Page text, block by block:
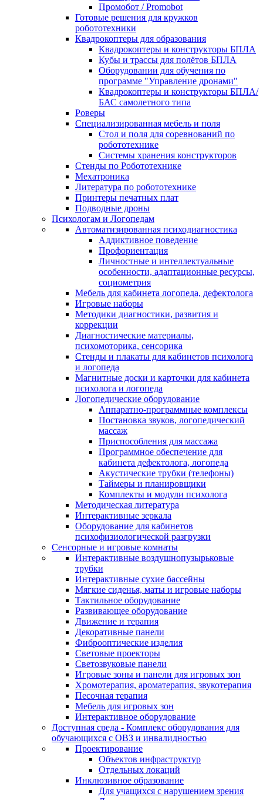
Промобот / Promobot
Готовые решения для кружков
робототехники
Квадрокоптеры для образования
Квадрокоптеры и конструкторы БПЛА
Кубы и трассы для полётов БПЛА
Оборудовании для обучения по
программе "Управление дронами"
Квадрокоптеры и конструкторы БПЛА/
БАС самолетного типа
Роверы
Специализированная мебель и поля
Стол и поля для соревнований по
робототехнике
Системы хранения конструкторов
Стенды по Робототехнике
Мехатроника
Литература по робототехнике
Принтеры печатных плат
Подводные дроны
Психологам и Логопедам
Автоматизированная психодиагностика
Аддиктивное поведение
Профориентация
Личностные и интеллектуальные
особенности, адаптационные ресурсы,
социометрия
Мебель для кабинета логопеда, дефектолога
Игровые наборы
Методики диагностики, развития и
коррекции
Диагностические материалы,
психомоторика, сенсорика
Стенды и плакаты для кабинетов психолога
и логопеда
Магнитные доски и карточки для кабинета
психолога и логопеда
Логопедические оборудование
Аппаратно-программные комплексы
Постановка звуков, логопедический
массаж
Приспособления для массажа
Программное обеспечение для
кабинета дефектолога, логопеда
Акустические трубки (телефоны)
Таймеры и планировщики
Комплекты и модули психолога
Методическая литература
Интерактивные зеркала
Оборудование для кабинетов
психофизиологической разгрузки
Сенсорные и игровые комнаты
Интерактивные воздушнопузырьковые
трубки
Интерактивные сухие бассейны
Мягкие сиденья, маты и игровые наборы
Тактильное оборудование
Развивающее оборудование
Движение и терапия
Декоративные панели
Фиброоптические изделия
Световые проекторы
Светозвуковые панели
Игровые зоны и панели для игровых зон
Хромотерапия, ароматерапия, звукотерапия
Песочная терапия
Мебель для игровых зон
Интерактивное оборудование
Доступная среда - Комплекс оборудования для
обучающихся с ОВЗ и инвалидностью
Проектирование
Объектов инфраструктур
Отдельных локаций
Инклюзивное образование
Для учащихся с нарушением зрения